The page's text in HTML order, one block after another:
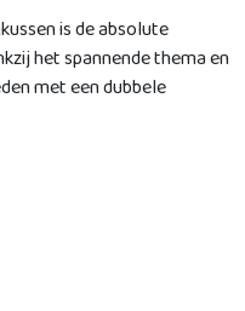
is de absolute
het spannende thema en
met een dubbele